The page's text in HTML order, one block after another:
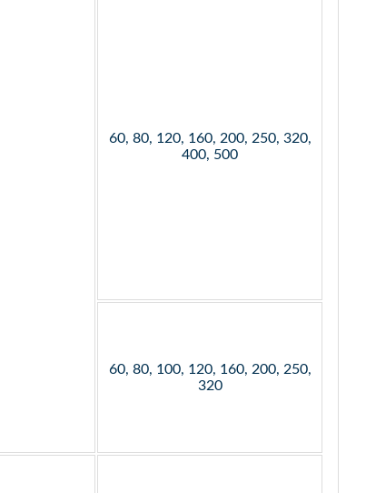
60, 80, 120, 160, 200, 250, 320,
400, 500
60, 80, 100, 120, 160, 200, 250,
320